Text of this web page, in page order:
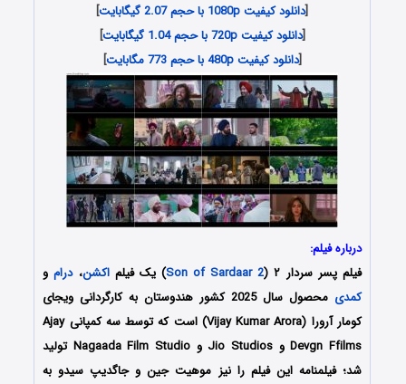
[دانلود کیفیت 1080p با حجم 2.07 گیگابایت
]
[دانلود کیفیت 720p با حجم 1.04 گیگابایت
]
[دانلود کیفیت 480p با حجم 773 مگابایت ]
درباره فیلم:
فیلم پسر سردار ۲ (
Son of Sardaar 2) یک فیلماکشن،درامو
کمدی
محصول سال 2025 کشور هندوستان به کارگردانی ویجای
کومار آرورا (Vijay Kumar Arora) است که توسط سه کمپانی‌ Ajay
Devgn Ffilms و Jio Studios و Nagaada Film Studio تولید
شد؛ فیلمنامه این فیلم را نیز موهیت جین و جاگدیپ سیدو به